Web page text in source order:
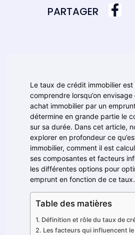
PARTAGER
Le taux de crédit immobilier est
comprendre lorsqu’on
achat immobilier par un
détermine en grande partie le
sur sa durée. Dans cet article,
explorer en profondeur ce
immobilier, comment il est
ses composantes et facteurs
les différentes options pour
emprunt en fonction de ce taux.
Table des matières
Définition et rôle du taux de
Les facteurs qui influencent